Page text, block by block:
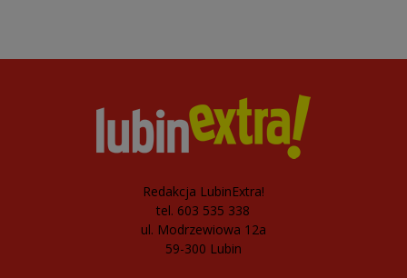
Redakcja LubinExtra!
tel. 603 535 338
ul. Modrzewiowa 12a
59-300 Lubin